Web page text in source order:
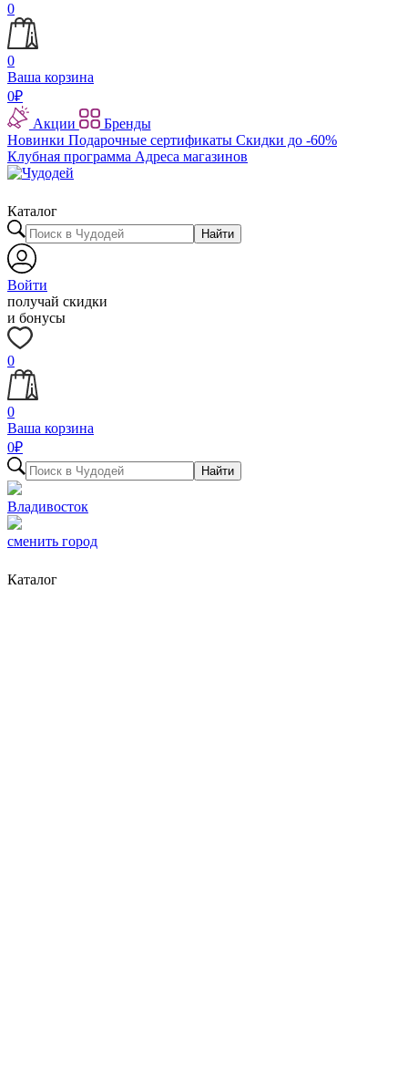
0
0
Ваша корзина
0₽
Акции
Бренды
Новинки Подарочные сертификаты Скидки до -60%
Клубная программа Адреса магазинов
Каталог
Найти
Войти
получай скидки
и бонусы
0
0
Ваша корзина
0₽
Найти
Владивосток
сменить город
Каталог